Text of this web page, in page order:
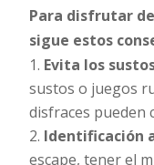
Para disfrutar
sigue estos
Evita los
sustos o juegos
disfraces pueden
Identificación
escape, tener el